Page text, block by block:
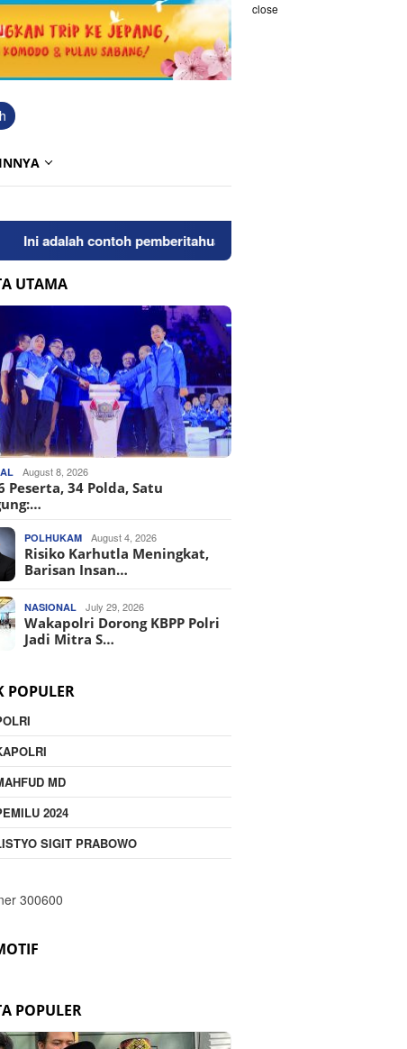
close
adalah contoh pemberitahuan kepada pengunjung anda.
UTAMA
August 8, 2026
Peserta, 34 Polda, Satu
POLHUKAM August 4, 2026
Risiko Karhutla Meningkat,
Barisan Insan…
NASIONAL July 29, 2026
Wakapolri Dorong KBPP Polri
Jadi Mitra S…
POPULER
MD
2024
SIGIT PRABOWO
POPULER